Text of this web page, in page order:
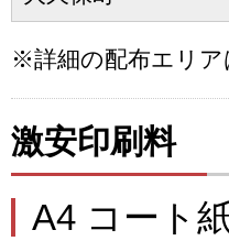
※詳細の配布エリア
激安印刷料
A4 コート